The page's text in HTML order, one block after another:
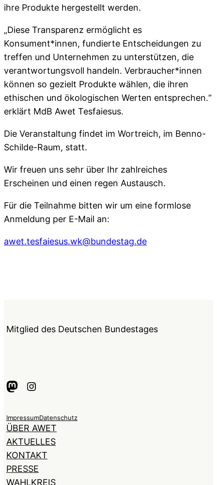
ihre Produkte hergestellt werden.
„Diese Transparenz ermöglicht es
Konsument*innen, fundierte Entscheidungen zu
treffen und Unternehmen zu unterstützen, die
verantwortungsvoll handeln. Verbraucher*innen
können so gezielt Produkte wählen, die ihren
ethischen und ökologischen Werten entsprechen.“
erklärt MdB Awet Tesfaiesus.
Die Veranstaltung findet im Wortreich, im Benno-
Schilde-Raum, statt.
Wir freuen uns sehr über Ihr zahlreiches
Erscheinen und einen regen Austausch.
Für die Teilnahme bitten wir um eine formlose
Anmeldung per E-Mail an:
awet.tesfaiesus.wk@bundestag.de
Mitglied des Deutschen Bundestages
Mastodon Instagram
ImpressumDatenschutz
ÜBER AWET
AKTUELLES
KONTAKT
PRESSE
WAHLKREIS